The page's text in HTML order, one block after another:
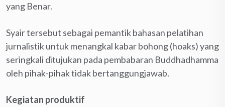
yang Benar.
Syair tersebut sebagai pemantik bahasan pelatihan
jurnalistik untuk menangkal kabar bohong (hoaks) yang
seringkali ditujukan pada pembabaran Buddhadhamma
oleh pihak-pihak tidak bertanggungjawab.
Kegiatan produktif